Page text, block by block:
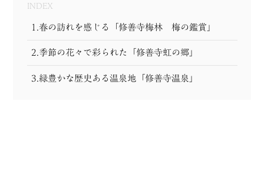
INDEX
1.春の訪れを感じる「修善寺梅林 梅の鑑賞」
2.季節の花々で彩られた「修善寺虹の郷」
3.緑豊かな歴史ある温泉地「修善寺温泉」